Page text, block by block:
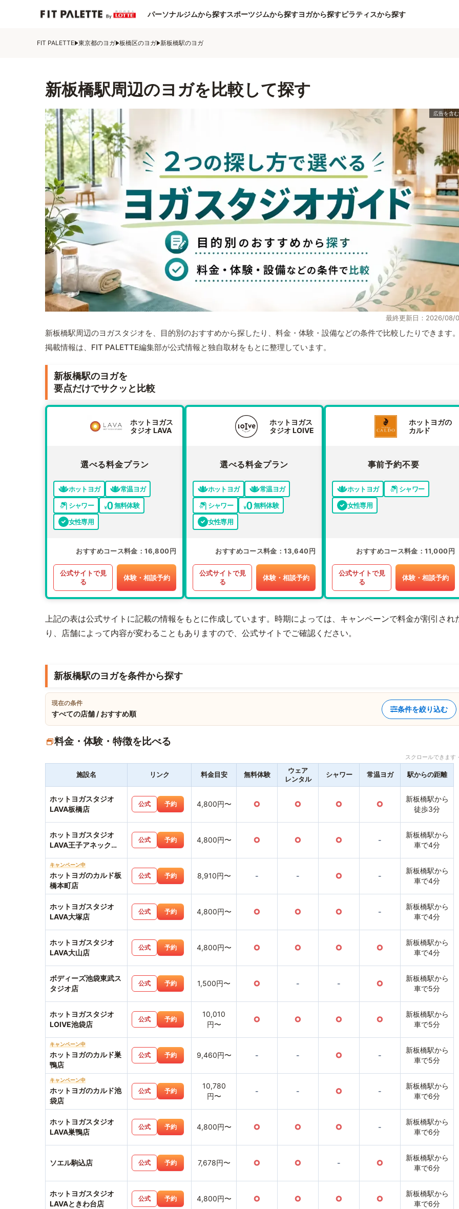
パーソナルジムから探すスポーツジムから探すヨガから探すピラティスから探す
FIT PALETTE 東京都のヨガ 板橋区のヨガ 新板橋駅のヨガ
新板橋駅周辺のヨガを比較して探す
最終更新日：2026/08/
新板橋駅周辺のヨガスタジオを、目的別のおすすめから探したり、料金・体験・設備などの条件で比較したりできます
掲載情報は、FIT PALETTE編集部が公式情報と独自取材をもとに整理しています。
新板橋駅のヨガを
要点だけでサクッと比較
ホットヨガス
タジオ LAVA
選べる料金プラン
ホットヨガ
常温ヨガ
シャワー
無料体験
女性専用
おすすめコース料金 16,800円
公式サイトで見
る
体験・相談予約
ホットヨガス
タジオ LOIVE
選べる料金プラン
ホットヨガ
常温ヨガ
シャワー
無料体験
女性専用
おすすめコース料金 13,640円
公式サイトで見
る
体験・相談予約
ホットヨガの
カルド
事前予約不要
ホットヨガ
シャワー
女性専用
おすすめコース料金 11,000円
公式サイトで見
る
体験・相談予約
上記の表は公式サイトに記載の情報をもとに作成しています。時期によっては、キャンペーンで料金が割引され
り、店舗によって内容が変わることもありますので、公式サイトでご確認ください。
新板橋駅のヨガを条件から探す
現在の条件
すべての店舗 / おすすめ順
条件を絞り込む
料金・体験・特徴を比べる
スクロールできま
施設名 リンク 料金目安 無料体験
ウェア
レンタル
シャワー 常温ヨガ 駅からの距離
ホットヨガスタジオ
LAVA板橋店
公式 予約 4,800円〜 ○ ○ ○ ○
新板橋駅から
徒歩3分
ホットヨガスタジオ
LAVA王子アネックス
公式 予約 4,800円〜 ○ ○ ○ -
新板橋駅から
車で4分
キャンペーン中
ホットヨガのカルド板
橋本町店
公式 予約 8,910円〜 - - ○ -
新板橋駅から
車で4分
ホットヨガスタジオ
LAVA大塚店
公式 予約 4,800円〜 ○ ○ ○ -
新板橋駅から
車で4分
ホットヨガスタジオ
LAVA大山店
公式 予約 4,800円〜 ○ ○ ○ ○
新板橋駅から
車で4分
ボディーズ池袋東武ス
タジオ店
公式 予約 1,500円〜 ○ - - ○
新板橋駅から
車で5分
ホットヨガスタジオ
LOIVE池袋店
公式 予約
10,010
円〜
○ ○ ○ ○
新板橋駅から
車で5分
キャンペーン中
ホットヨガのカルド巣
鴨店
公式 予約 9,460円〜 - - ○ -
新板橋駅から
車で5分
キャンペーン中
ホットヨガのカルド池
袋店
公式 予約
10,780
円〜
- - ○ -
新板橋駅から
車で6分
ホットヨガスタジオ
LAVA巣鴨店
公式 予約 4,800円〜 ○ ○ ○ -
新板橋駅から
車で6分
ソエル駒込店 公式 予約 7,678円〜 ○ ○ - ○
新板橋駅から
車で6分
ホットヨガスタジオ
LAVAときわ台店
公式 予約 4,800円〜 ○ ○ ○ ○
新板橋駅から
車で6分